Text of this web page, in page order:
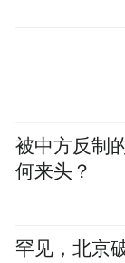
被中方反制
何来头？
罕见，北京